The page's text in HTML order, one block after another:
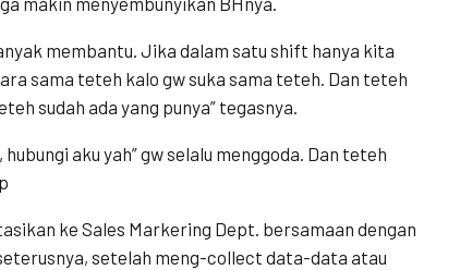
membantu. Jika dalam satu shift hanya kita
sama teteh kalo gw suka sama teteh. Dan teteh
sudah ada yang punya” tegasnya.
aku yah” gw selalu menggoda. Dan teteh
ke Sales Markering Dept. bersamaan dengan
setelah meng-collect data-data atau